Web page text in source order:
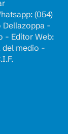
(054)
Dellazoppa -
- Editor Web:
del medio -